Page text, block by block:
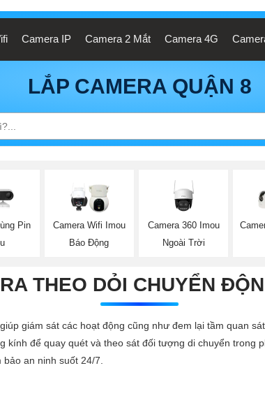
Camera IP Camera 2 Mắt Camera 4G
LẮP CAMERA QUẬN 8
Pin
Camera Wifi Imou
Báo Động
Camera 360 Imou
Ngoài Trời
THEO DỎI CHUYỂN
giám sát các hoạt động cũng như đem lại tầm quan
kính để quay quét và theo sát đối tượng di chuyển trong
an ninh suốt 24/7.